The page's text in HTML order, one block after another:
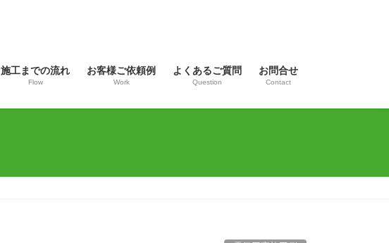
施工までの流れ
Flow
お客様ご依頼例
Work
よくあるご質問
Question
お問合せ
Contact